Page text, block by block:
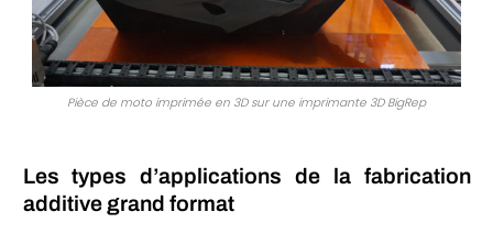
Pièce de moto imprimée en 3D sur une imprimante 3D BigRep
Les types d’applications de la fabrication
additive grand format